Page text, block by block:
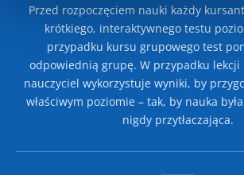
Przed rozpoczęciem nauki każdy
krótkiego, interaktywnego testu
przypadku kursu grupowego test
odpowiednią grupę. W przypadku
nauczyciel wykorzystuje wyniki, by
właściwym poziomie – tak, by nauka
nigdy przytłaczająca.